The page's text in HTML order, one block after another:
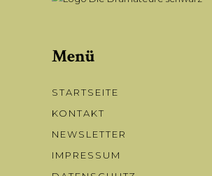
Menü
STARTSEITE
KONTAKT
NEWSLETTER
IMPRESSUM